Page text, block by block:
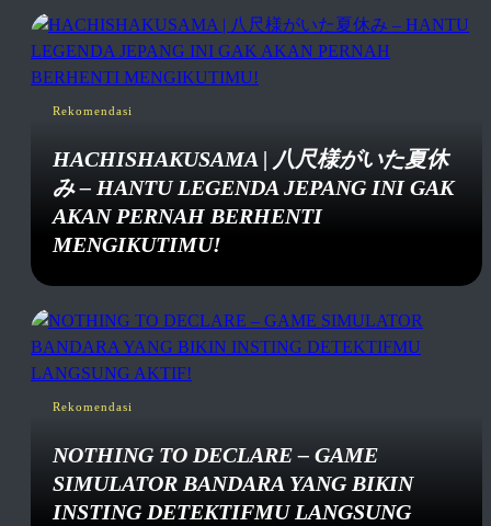
Rekomendasi
HACHISHAKUSAMA | 八尺様がいた夏休
み – HANTU LEGENDA JEPANG INI GAK
AKAN PERNAH BERHENTI
MENGIKUTIMU!
Rekomendasi
NOTHING TO DECLARE – GAME
SIMULATOR BANDARA YANG BIKIN
INSTING DETEKTIFMU LANGSUNG